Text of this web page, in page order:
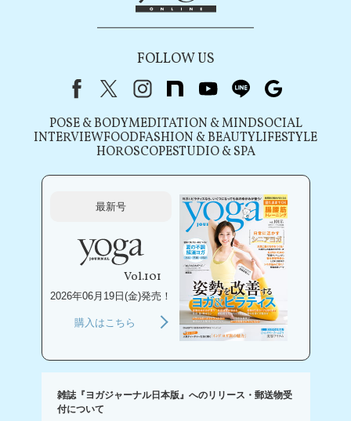
FOLLOW US
FacebookX（旧Twitter）
instagram
note youtubeline
POSE & BODYMEDITATION & MINDSOCIAL
INTERVIEWFOODFASHION & BEAUTYLIFESTYLE
HOROSCOPESTUDIO & SPA
最新号
Vol.101
2026年06月19日(金)発売！
購入はこちら
雑誌『ヨガジャーナル日本版』へのリリース・郵送物受
付について